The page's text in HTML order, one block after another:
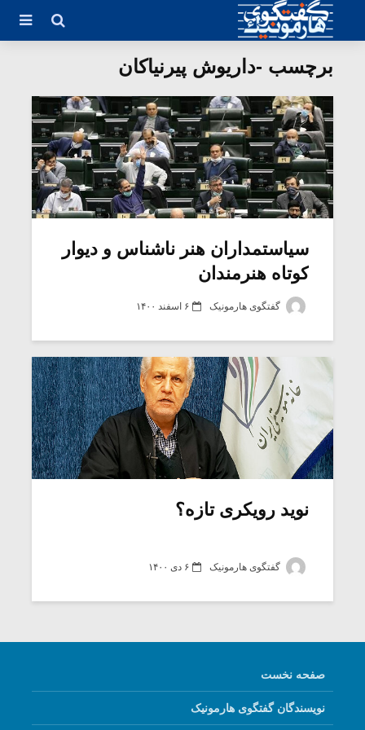
برچسب -داریوش پیرنیاکان
سیاستمداران هنر ناشناس و دیوار
کوتاه هنرمندان
گفتگوی هارمونیک ۶ اسفند ۱۴۰۰
نوید رویکری تازه؟
گفتگوی هارمونیک ۶ دی ۱۴۰۰
صفحه نخست
نویسندگان گفتگوی هارمونیک